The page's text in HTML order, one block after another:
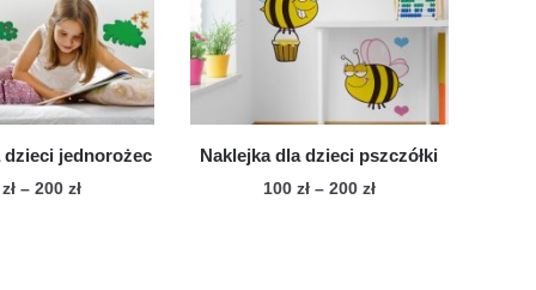
można
wybrać
stronie
dzieci jednorożec
zł – 200złZakres
Naklejka dla dzieci pszczółki
100 zł – 200 złZakres